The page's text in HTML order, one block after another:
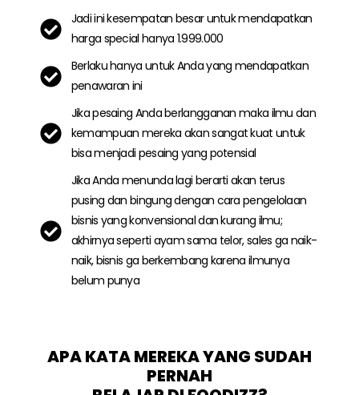
Jadi ini kesempatan besar untuk mendapatkan
harga special hanya 1.999.000
Berlaku hanya untuk Anda yang mendapatkan
penawaran ini
Jika pesaing Anda berlangganan maka ilmu dan
kemampuan mereka akan sangat kuat untuk
bisa menjadi pesaing yang potensial
Jika Anda menunda lagi berarti akan terus
pusing dan bingung dengan cara pengelolaan
bisnis yang konvensional dan kurang ilmu;
akhirnya seperti ayam sama telor, sales ga naik-
naik, bisnis ga berkembang karena ilmunya
belum punya
APA KATA MEREKA YANG SUDAH
PERNAH